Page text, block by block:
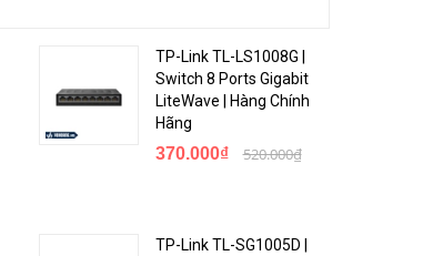
TP-Link TL-LS1008G |
Switch 8 Ports Gigabit
LiteWave | Hàng Chính
Hãng
370.000₫ 520.000₫
TP-Link TL-SG1005D |